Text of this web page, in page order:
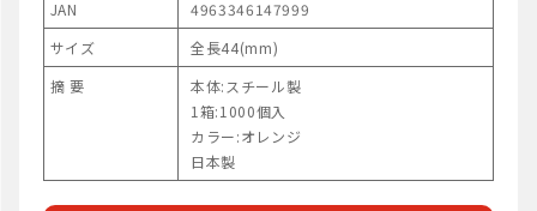
JAN
4963346147999
サイズ
全長44(mm)
摘 要
本体:スチール製
1箱:1000個入
カラー:オレンジ
日本製